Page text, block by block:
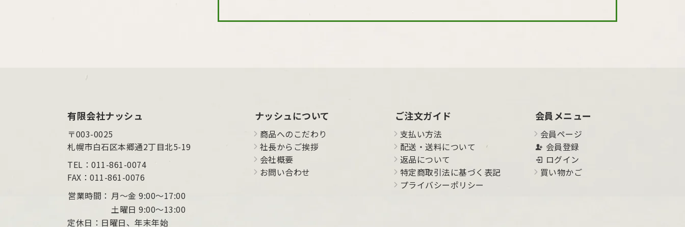
有限会社ナッシュ
〒003-0025
札幌市白石区本郷通2丁目北5-19
TEL：011-861-0074
FAX：011-861-0076
営業時間： 月～金 9:00〜17:00
土曜日 9:00〜13:00
定休日：日曜日、年末年始
ナッシュについて
商品へのこだわり
社長からご挨拶
会社概要
お問い合わせ
ご注文ガイド
支払い方法
配送・送料について
返品について
特定商取引法に基づく表記
プライバシーポリシー
会員メニュー
会員ページ
会員登録
ログイン
買い物かご